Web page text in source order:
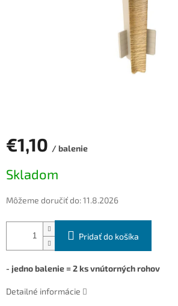
€1,10 / balenie
cena:
Skladom
Môžeme doručiť do:11.8.2026
Pridať do košíka
- jedno balenie = 2 ks vnútorných rohov
Detailné informácie